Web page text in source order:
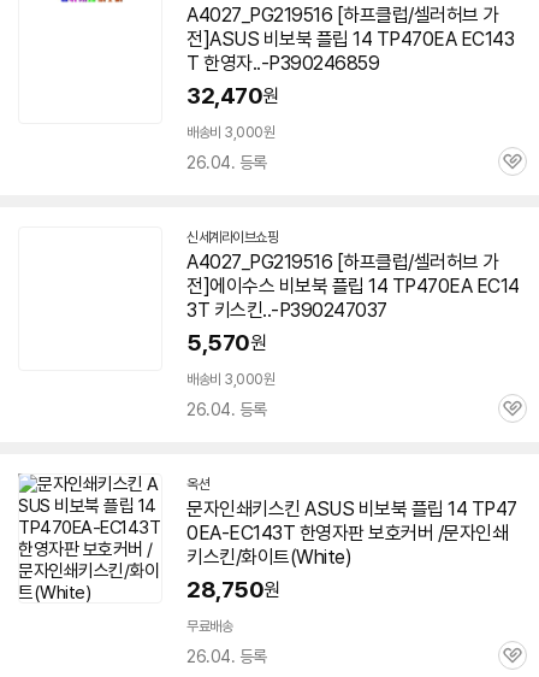
A4027_PG219516 [하프클럽/셀러허브 가
전]ASUS 비보북 플립 14 TP470EA EC143
T 한영자..-P390246859
32,470원
배송비 3,000원
26.04. 등록
관
신세계라이브쇼핑
A4027_PG219516 [하프클럽/셀러허브 가
전]에이수스 비보북 플립 14 TP470EA EC14
3T 키스킨..-P390247037
5,570원
배송비 3,000원
26.04. 등록
관
옥션
문자인쇄키스킨 ASUS 비보북 플립 14 TP47
0EA-EC143T 한영자판 보호커버 /문자인쇄
키스킨/화이트(White)
28,750원
무료배송
26.04. 등록
관